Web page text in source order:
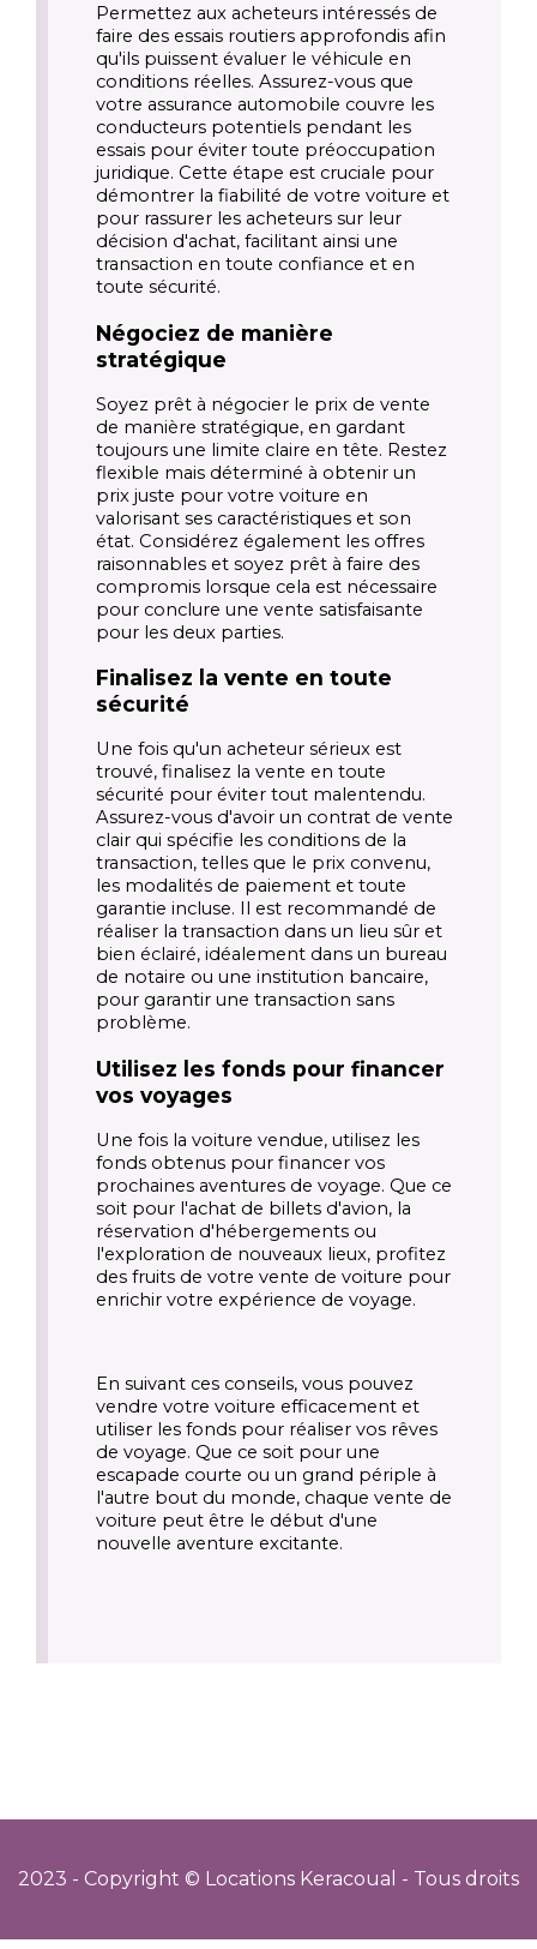
Permettez aux acheteurs intéressés de
faire des essais routiers approfondis afin
qu'ils puissent évaluer le véhicule en
conditions réelles. Assurez-vous que
votre assurance automobile couvre les
conducteurs potentiels pendant les
essais pour éviter toute préoccupation
juridique. Cette étape est cruciale pour
démontrer la fiabilité de votre voiture et
pour rassurer les acheteurs sur leur
décision d'achat, facilitant ainsi une
transaction en toute confiance et en
toute sécurité.
Négociez de manière
stratégique
Soyez prêt à négocier le prix de vente
de manière stratégique, en gardant
toujours une limite claire en tête. Restez
flexible mais déterminé à obtenir un
prix juste pour votre voiture en
valorisant ses caractéristiques et son
état. Considérez également les offres
raisonnables et soyez prêt à faire des
compromis lorsque cela est nécessaire
pour conclure une vente satisfaisante
pour les deux parties.
Finalisez la vente en toute
sécurité
Une fois qu'un acheteur sérieux est
trouvé, finalisez la vente en toute
sécurité pour éviter tout malentendu.
Assurez-vous d'avoir un contrat de vente
clair qui spécifie les conditions de la
transaction, telles que le prix convenu,
les modalités de paiement et toute
garantie incluse. Il est recommandé de
réaliser la transaction dans un lieu sûr et
bien éclairé, idéalement dans un bureau
de notaire ou une institution bancaire,
pour garantir une transaction sans
problème.
Utilisez les fonds pour financer
vos voyages
Une fois la voiture vendue, utilisez les
fonds obtenus pour financer vos
prochaines aventures de voyage. Que ce
soit pour l'achat de billets d'avion, la
réservation d'hébergements ou
l'exploration de nouveaux lieux, profitez
des fruits de votre vente de voiture pour
enrichir votre expérience de voyage.
En suivant ces conseils, vous pouvez
vendre votre voiture efficacement et
utiliser les fonds pour réaliser vos rêves
de voyage. Que ce soit pour une
escapade courte ou un grand périple à
l'autre bout du monde, chaque vente de
voiture peut être le début d'une
nouvelle aventure excitante.
2023 - Copyright © Locations Keracoual - Tous droits